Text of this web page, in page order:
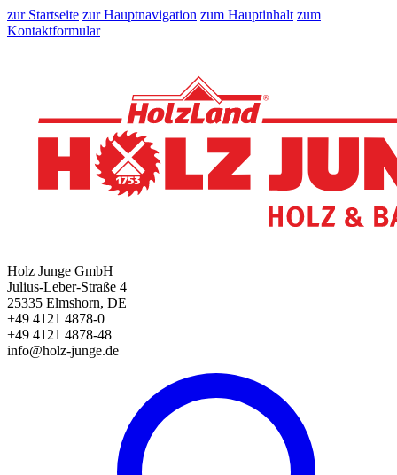
zur Startseite zur Hauptnavigation zum Hauptinhalt zum
Kontaktformular
Holz Junge GmbH
Julius-Leber-Straße 4
25335 Elmshorn, DE
+49 4121 4878-0
+49 4121 4878-48
info@holz-junge.de